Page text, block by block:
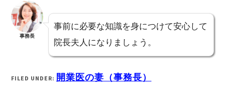
事務長
事前に必要な知識を身につけて安心して
院長夫人になりましょう。
FILED UNDER: 開業医の妻（事務長）